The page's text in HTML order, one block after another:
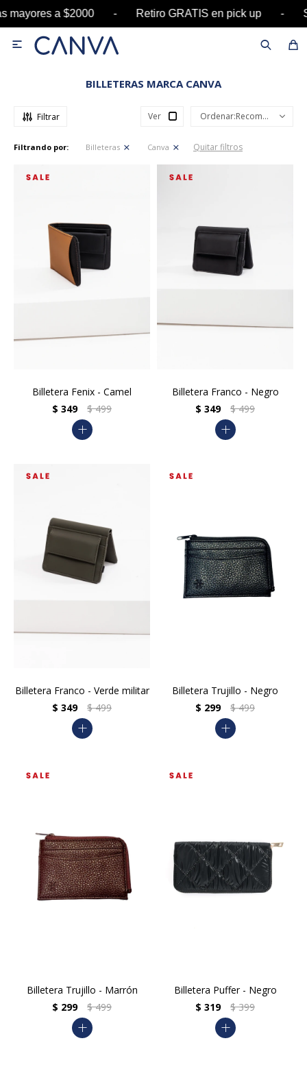
mayores a $2000 - Retiro GRATIS en pick up -

BILLETERAS MARCA CANVA
Ver Recomendados
Filtrando por: Billeteras Canva Quitar filtros
Billetera Fenix - Camel
$ 349 $ 499
add
Billetera Franco - Negro
$ 349 $ 499
add
Billetera Franco - Verde militar
$ 349 $ 499
add
Billetera Trujillo - Negro
$ 299 $ 499
add
Billetera Trujillo - Marrón
$ 299 $ 499
add
Billetera Puffer - Negro
$ 319 $ 399
add